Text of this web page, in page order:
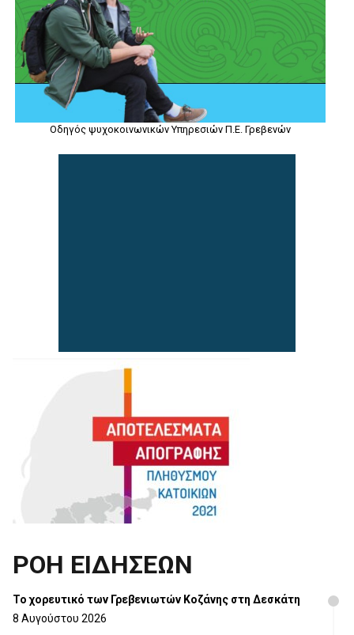
Οδηγός ψυχοκοινωνικών Υπηρεσιών Π.Ε. Γρεβενών
ΡΟΗ ΕΙΔΗΣΕΩΝ
Το χορευτικό των Γρεβενιωτών Κοζάνης στη Δεσκάτη
8 Αυγούστου 2026